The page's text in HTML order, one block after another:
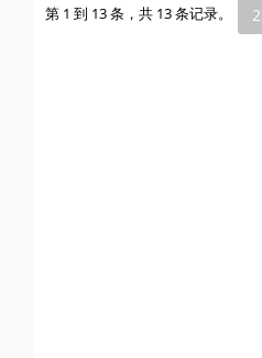
第 1 到 13 条，共 13 条记录。